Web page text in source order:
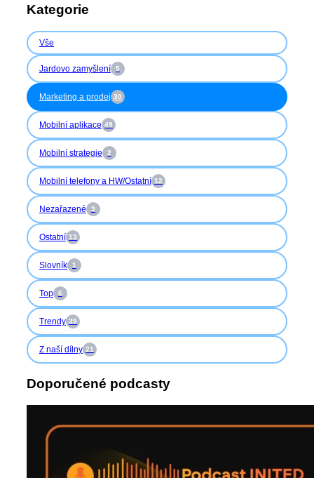
Kategorie
Vše
Jardovo zamyšlení 5
Marketing a prodej 30
Mobilní aplikace 49
Mobilní strategie 2
Mobilní telefony a HW/Ostatní 12
Nezařazené 3
Ostatní 13
Slovník 1
Top 6
Trendy 39
Z naší dílny 21
Doporučené podcasty